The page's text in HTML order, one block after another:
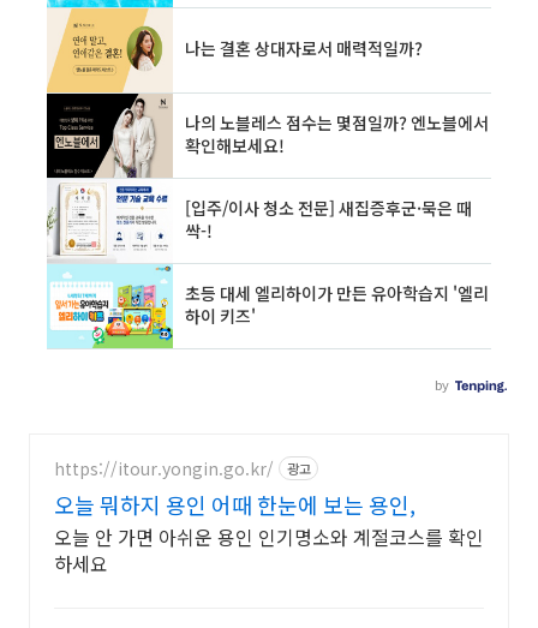
https://itour.yongin.go.kr/ 광고
오늘 뭐하지 용인 어때 한눈에 보는 용인,
오늘 안 가면 아쉬운 용인 인기명소와 계절코스를 확인
하세요